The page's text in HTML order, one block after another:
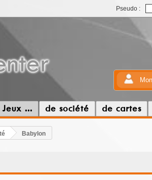
Pseudo :
Jeux ... de société de cartes
Babylon